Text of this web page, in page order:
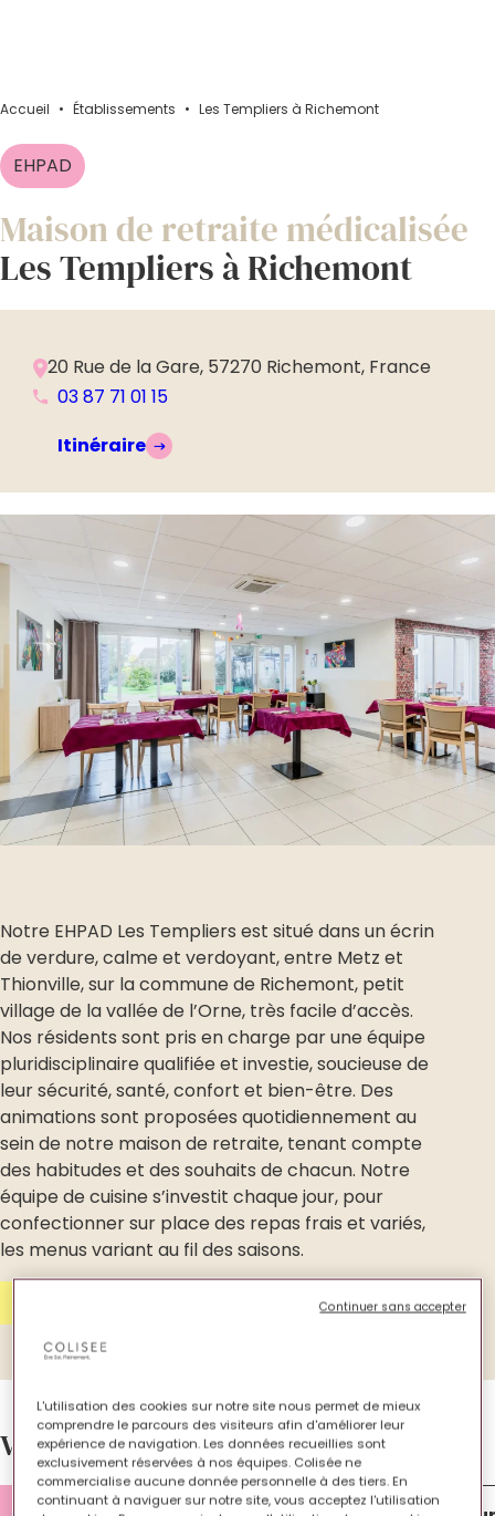
Accueil • Établissements • Les Templiers à Richemont
EHPAD
Maison de retraite médicalisée
Les Templiers à Richemont
20 Rue de la Gare, 57270 Richemont, France
03 87 71 01 15
Itinéraire
Notre EHPAD Les Templiers est situé dans un écrin
de verdure, calme et verdoyant, entre Metz et
Thionville, sur la commune de Richemont, petit
village de la vallée de l’Orne, très facile d’accès.
Nos résidents sont pris en charge par une équipe
pluridisciplinaire qualifiée et investie, soucieuse de
leur sécurité, santé, confort et bien-être. Des
animations sont proposées quotidiennement au
sein de notre maison de retraite, tenant compte
des habitudes et des souhaits de chacun. Notre
équipe de cuisine s’investit chaque jour, pour
confectionner sur place des repas frais et variés,
les menus variant au fil des saisons.
Votre EHPAD en images.
L'utilisation des cookies sur notre site nous permet de mieux
comprendre le parcours des visiteurs afin d'améliorer leur
expérience de navigation. Les données recueillies sont
exclusivement réservées à nos équipes. Colisée ne
commercialise aucune donnée personnelle à des tiers. En
continuant à naviguer sur notre site, vous acceptez l'utilisation
Continuer sans accepter